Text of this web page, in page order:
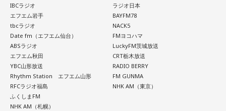
ほのか：私も今回初めて関わらせてもらったんですけど、今
まで作ってきたライブでやる曲やバンドでやる曲の作り方と
は全然違って……ドラマの映像にいかに没頭させるかが重要と
いうか。リーガルリリーでは、音楽を聴いてほしくて作って
いるんですけれど、ドラマの音楽は、映像を観てもらわない
といけないので、逆に聴いてもらったらダメなんですよ。だ
から、音楽を通して真逆な作り方を体験できて、めちゃめち
ゃ面白かったです。
IBCラジオ
エフエム岩手
tbcラジオ
Date fm（エフエム仙台）
ABSラジオ
エフエム秋田
YBC山形放送
Rhythm Station エフエム山形
RFCラジオ福島
ふくしまFM
NHK AM（札幌）
ラジオ日本
BAYFM78
NACK5
FMヨコハマ
LuckyFM茨城放送
CRT栃木放送
RADIO BERRY
FM GUNMA
NHK AM（東京）